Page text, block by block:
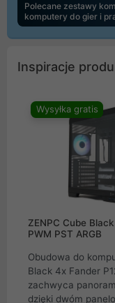
Polecane zestawy
komputery do gier i
Inspiracje
Wysyłka gratis
ZENPC Cube
PWM PST ARGB
Obudowa do
Black 4x Fander
zachwyca
dzięki dwóm